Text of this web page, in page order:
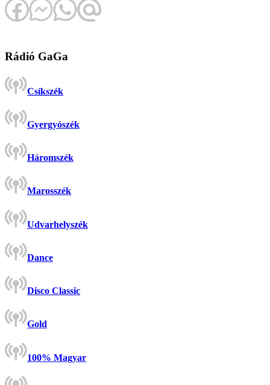
Rádió GaGa
Csíkszék
Gyergyószék
Háromszék
Marosszék
Udvarhelyszék
Dance
Disco Classic
Gold
100% Magyar